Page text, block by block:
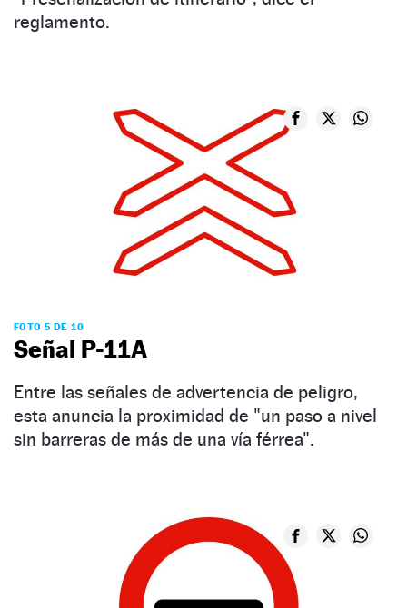
reglamento.
FOTO 5 DE 10
Señal P-11A
Entre las señales de advertencia de peligro,
esta anuncia la proximidad de "un paso a nivel
sin barreras de más de una vía férrea".